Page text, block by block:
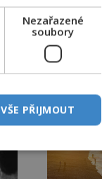
Nezařazené
soubory
VŠE PŘIJMOUT